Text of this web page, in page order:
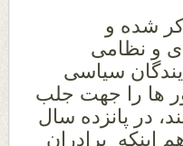
شده و
و نظامی
سیاسی
ها را جهت جلب
در پانزده سال
اینکه برادران